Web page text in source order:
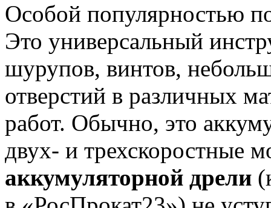
Особой популярностью
Это универсальный
шурупов, винтов,
отверстий в различных
работ. Обычно, это
двух- и трехскоростные
аккумуляторной дрели